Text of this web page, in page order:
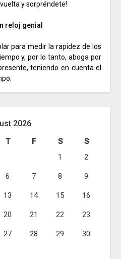
y sorpréndete!
reloj genial
para medir la rapidez de los
y, por lo tanto, aboga por
teniendo en cuenta el
2026
T F S
S
1
2
6 7 8 9
13 14 15 16
20 21 22 23
27 28 29 30